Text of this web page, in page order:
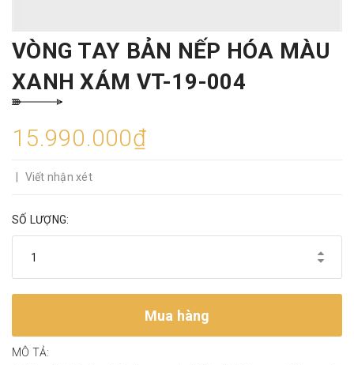
VÒNG TAY BẢN NẾP HÓA MÀU
XANH XÁM VT-19-004
15.990.000₫
Viết nhận xét
SỐ LƯỢNG:
Mua hàng
MÔ TẢ: